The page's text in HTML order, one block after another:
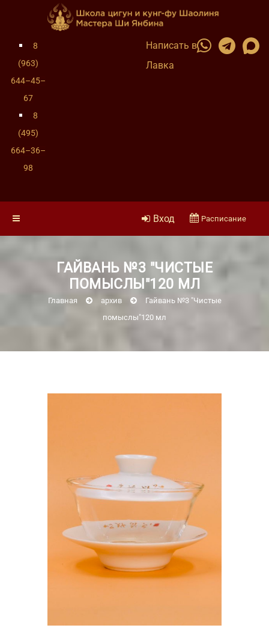
8
(963)
644–45–
67
8
(495)
664–36–
98
Написать в
Лавка
Вход Расписание
ГАЙВАНЬ №3 "ЧИСТЫЕ
ПОМЫСЛЫ"120 МЛ
Главная архив
Гайвань №3 "Чистые
помыслы"120 мл